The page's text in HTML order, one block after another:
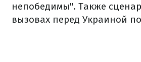
непобедимы". Также
вызовах перед Украиной